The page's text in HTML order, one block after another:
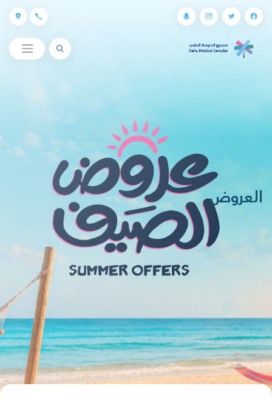
البحث
العروض